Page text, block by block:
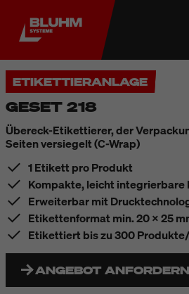
ETIKETTIERANLAGE
GESET 218
Übereck-Etikettierer, der
Seiten versiegelt (C-Wrap)
1 Etikett pro Produkt
Kompakte, leicht integrierbare
Erweiterbar mit
Etikettenformat min. 20 x 25
Etikettiert bis zu 300
ANGEBOT ANFORDERN